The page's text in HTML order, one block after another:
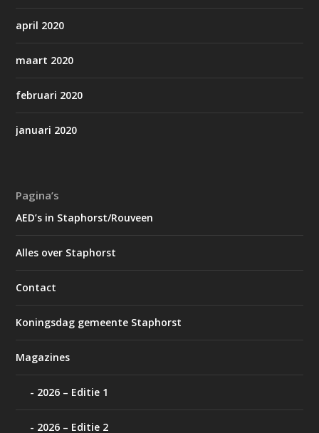
april 2020
maart 2020
februari 2020
januari 2020
Pagina’s
AED’s in Staphorst/Rouveen
Alles over Staphorst
Contact
Koningsdag gemeente Staphorst
Magazines
2026 – Editie 1
2026 – Editie 2